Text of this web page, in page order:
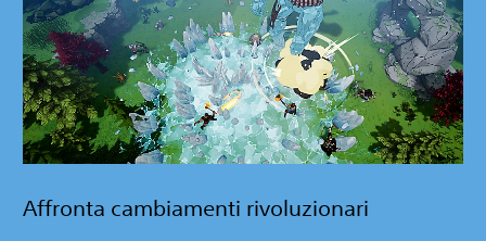
Affronta cambiamenti rivoluzionari